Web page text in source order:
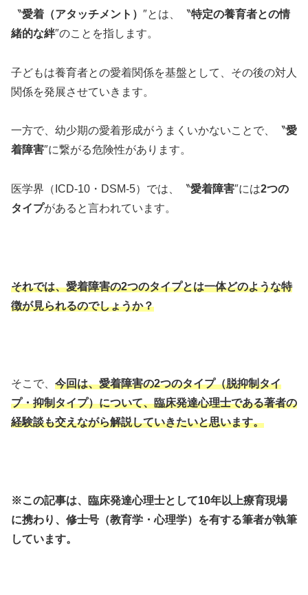
〝愛着（アタッチメント） ″とは、〝特定の養育者との情
緒的な絆″のことを指します。
子どもは養育者との愛着関係を基盤として、その後の対人
関係を発展させていきます。
一方で、幼少期の愛着形成がうまくいかないことで、〝愛
着障害″に繋がる危険性があります。
医学界（ICD-10・DSM-5）では、〝愛着障害″には2つの
タイプがあると言われています。
それでは、愛着障害の2つのタイプとは一体どのような特
徴が見られるのでしょうか？
そこで、 今回は、愛着障害の2つのタイプ（脱抑制タイ
プ・抑制タイプ）について、臨床発達心理士である著者の
経験談も交えながら解説していきたいと思います。
※この記事は、臨床発達心理士として10年以上療育現場
に携わり、修士号（教育学・心理学）を有する筆者が執筆
しています。